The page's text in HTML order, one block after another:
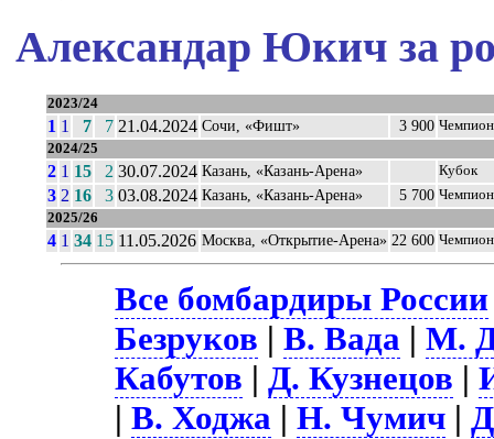
Александар Юкич за
2023/24
1 1 7 7 21.04.2024 Сочи, «Фишт» 3 900
2024/25
2 1 15 2 30.07.2024 Казань, «Казань-Арена» Кубок
3 2 16 3 03.08.2024 Казань, «Казань-Арена» 5 700
2025/26
4 1 34 15 11.05.2026 Москва, «Открытие-Арена» 22 600
Все бомбардиры России
Безруков |В. Вада |М.
Кабутов |Д. Кузнецов |
|В. Ходжа |Н. Чумич |